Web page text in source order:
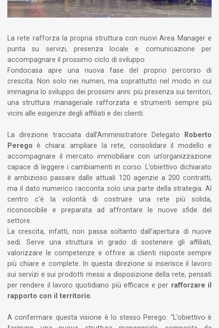
La rete rafforza la propria struttura con nuovi Area Manager e
punta su servizi, presenza locale e comunicazione per
accompagnare il prossimo ciclo di sviluppo.
Fondocasa apre una nuova fase del proprio percorso di
crescita. Non solo nei numeri, ma soprattutto nel modo in cui
immagina lo sviluppo dei prossimi anni: più presenza sui territori,
una struttura manageriale rafforzata e strumenti sempre più
vicini alle esigenze degli affiliati e dei clienti.
La direzione tracciata dall’Amministratore Delegato
Roberto
Perego è chiara: ampliare la rete, consolidare il modello e
accompagnare il mercato immobiliare con un’organizzazione
capace di leggere i cambiamenti in corso. L’obiettivo dichiarato
è ambizioso passare dalle attuali 120 agenzie a 200 contratti,
ma il dato numerico racconta solo una parte della strategia. Al
centro c’è la volontà di costruire una rete più solida,
riconoscibile e preparata ad affrontare le nuove sfide del
settore.
La crescita, infatti, non passa soltanto dall’apertura di nuove
sedi. Serve una struttura in grado di sostenere gli affiliati,
valorizzare le competenze e offrire ai clienti risposte sempre
più chiare e complete. In questa direzione si inserisce il lavoro
sui servizi e sui prodotti messi a disposizione della rete, pensati
per rendere il lavoro quotidiano più efficace e per rafforzare il
rapporto con il territorio
A confermare questa visione è lo stesso Perego: “L’obiettivo è